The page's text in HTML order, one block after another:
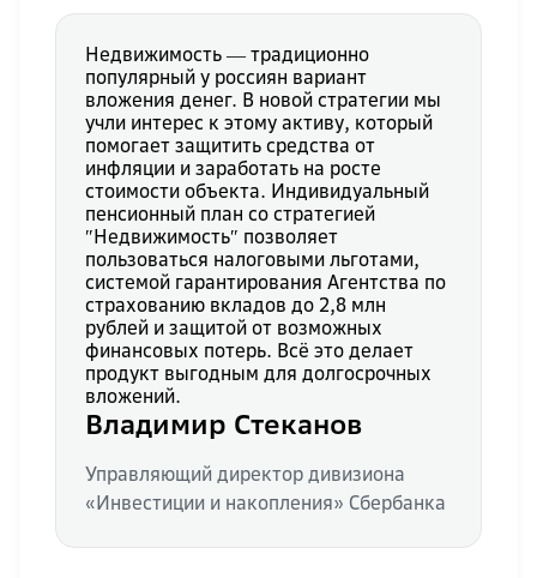
Недвижимость ― традиционно
популярный у россиян вариант
вложения денег. В новой стратегии мы
учли интерес к этому активу, который
помогает защитить средства от
инфляции и заработать на росте
стоимости объекта. Индивидуальный
пенсионный план со стратегией
″Недвижимость″ позволяет
пользоваться налоговыми льготами,
системой гарантирования Агентства по
страхованию вкладов до 2,8 млн
рублей и защитой от возможных
финансовых потерь. Всё это делает
продукт выгодным для долгосрочных
вложений.
Владимир Стеканов
Управляющий директор дивизиона
«Инвестиции и накопления» Сбербанка